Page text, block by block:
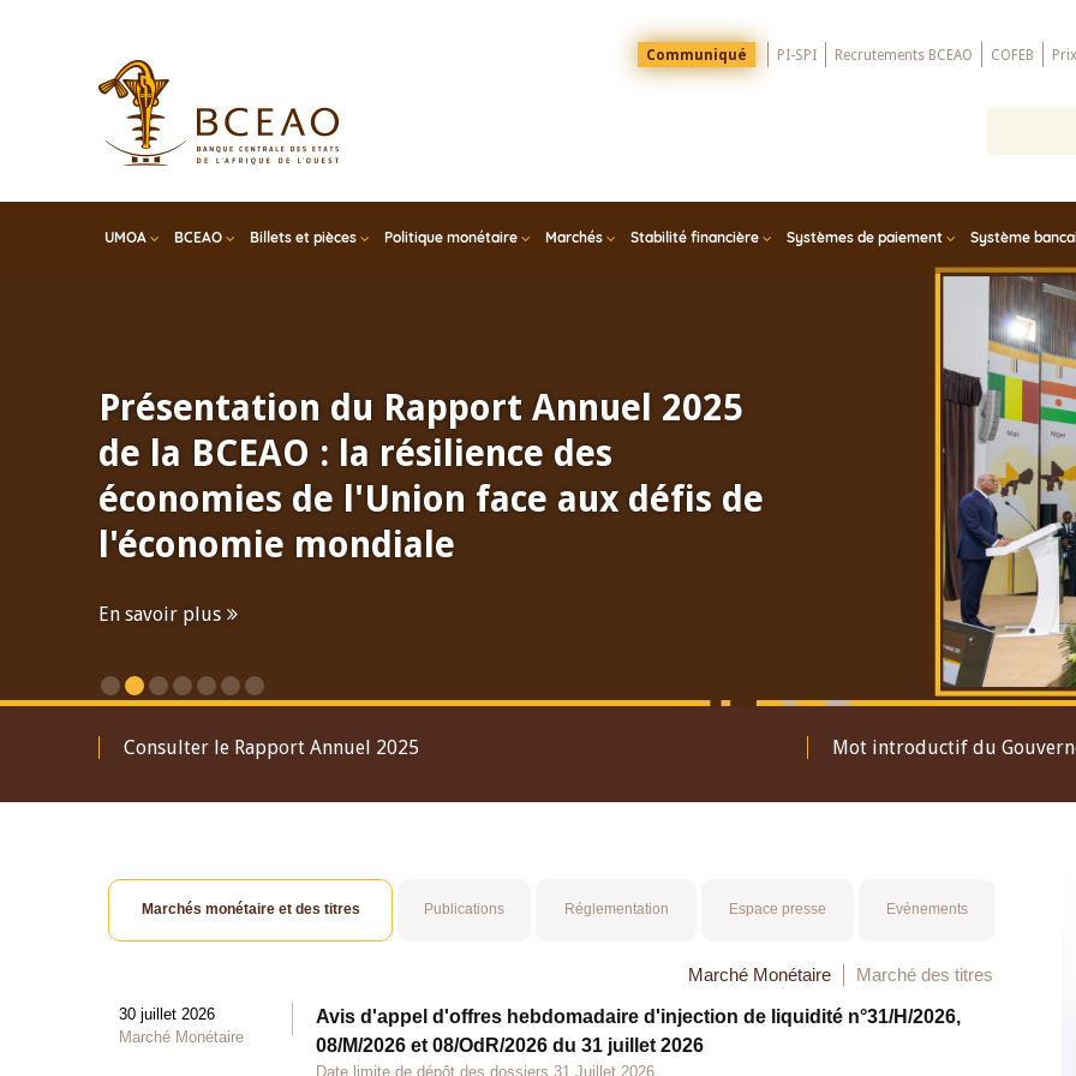
Menu
Top
Communiqué PI-SPI Recrutements BCEAO COFEB
UMOA BCEAO Billets et pièces Politique monétaire Marchés Stabilité financière Systèmes de paiement Système
Présentation du Rapport Annuel 2025
de la BCEAO : la résilience des
économies de l'Union face aux défis de
l'économie mondiale
En savoir plus
Consulter le Rapport Annuel 2025 Mot introductif du
Marchés monétaire et des titres Publications Réglementation Espace presse Evénements
Marché Monétaire Marché des titres
30 juillet 2026
Marché Monétaire
Avis d'appel d'offres hebdomadaire d'injection de liquidité n°31/H/2026,
08/M/2026 et 08/OdR/2026 du 31 juillet 2026
Date limite de dépôt des dossiers 31 Juillet 2026